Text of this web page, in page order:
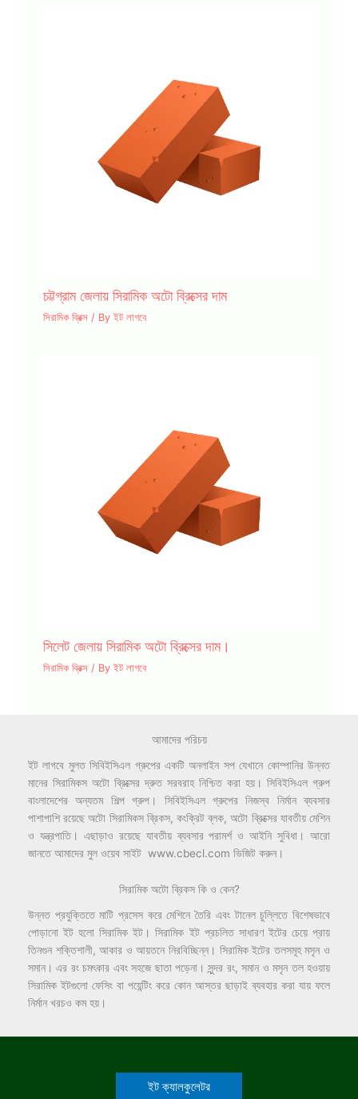
চট্টগ্রাম জেলায় সিরামিক অটো ব্রিক্সের দাম
সিরামিক ব্রিক্স / Byইট লাগবে
সিলেট জেলায় সিরামিক অটো ব্রিক্সের দাম।
সিরামিক ব্রিক্স / Byইট লাগবে
আমাদের পরিচয়
ইট লাগবে মুলত সিবিইসিএল গ্রুপের একটি অনলাইন সপ যেখানে কোম্পানির উন্নত
মানের সিরামিকস অটো ব্রিক্সের দ্রুত সরবরাহ নিশ্চিত করা হয়। সিবিইসিএল গ্রুপ
বাংলাদেশের অন্যতম শিল্প গ্রুপ। সিবিইসিএল গ্রুপের নিজস্ব নির্মান ব্যবসার
পাশাপাশি রয়েছে অটো সিরামিকস ব্রিকস, কংক্রিট ব্লক, অটো ব্রিক্সের যাবতীয় মেশিন
ও যন্ত্রপাতি। এছাড়াও রয়েছে যাবতীয় ব্যবসার পরামর্শ ও আইনি সুবিধা। আরো
জানতে আমাদের মুল ওয়েব সাইট www.cbecl.com ভিজিট করুন।
সিরামিক অটো ব্রিকস কি ও কেন?
উন্নত প্রযুক্তিতে মাটি প্রসেস করে মেশিনে তৈরি এবং টানেল চুল্লিতে বিশেষভাবে
পোড়ানো ইট হলো সিরামিক ইট। সিরামিক ইট প্রচলিত সাধারণ ইটের চেয়ে প্রায়
তিনগুন শক্তিশালী, আকার ও আয়তনে নিরবিচ্ছিন্ন। সিরামিক ইটের তলসমূহ মসৃন ও
সমান। এর রং চমৎকার এবং সহজে ছাতা পড়েনা। সুন্দর রং, সমান ও মসৃন তল হওয়ায়
সিরামিক ইটগুলো ফেসিং বা পয়েন্টিং করে কোন আস্তর ছাড়াই ব্যবহার করা যায় ফলে
নির্মান খরচও কম হয়।
ইট ক্যালকুলেটর